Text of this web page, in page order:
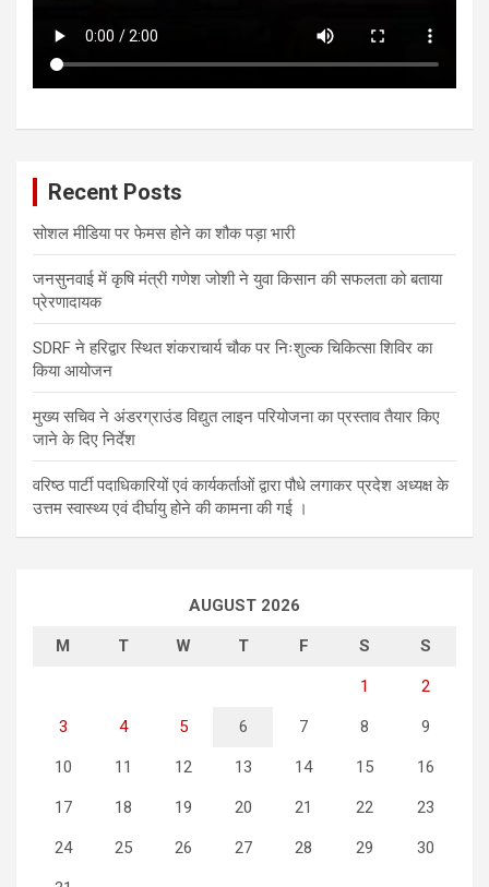
Recent Posts
सोशल मीडिया पर फेमस होने का शौक पड़ा भारी
जनसुनवाई में कृषि मंत्री गणेश जोशी ने युवा किसान की सफलता को बताया
प्रेरणादायक
SDRF ने हरिद्वार स्थित शंकराचार्य चौक पर निःशुल्क चिकित्सा शिविर का
किया आयोजन
मुख्य सचिव ने अंडरग्राउंड विद्युत लाइन परियोजना का प्रस्ताव तैयार किए
जाने के दिए निर्देश
वरिष्ठ पार्टी पदाधिकारियों एवं कार्यकर्ताओं द्वारा पौधे लगाकर प्रदेश अध्यक्ष के
उत्तम स्वास्थ्य एवं दीर्घायु होने की कामना की गई ।
AUGUST 2026
M T W T F S S
1 2
3 4 5 6 7 8 9
10 11 12 13 14 15 16
17 18 19 20 21 22 23
24 25 26 27 28 29 30